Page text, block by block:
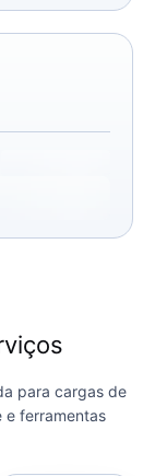
para cargas de
e ferramentas